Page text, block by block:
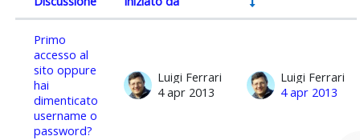
Elenco delle discussioni.
Stato
Primo
accesso al
sito oppure
hai
dimenticato
username o
password?
Luigi Ferrari
4 apr 2013
Luigi Ferrari
4 apr 2013